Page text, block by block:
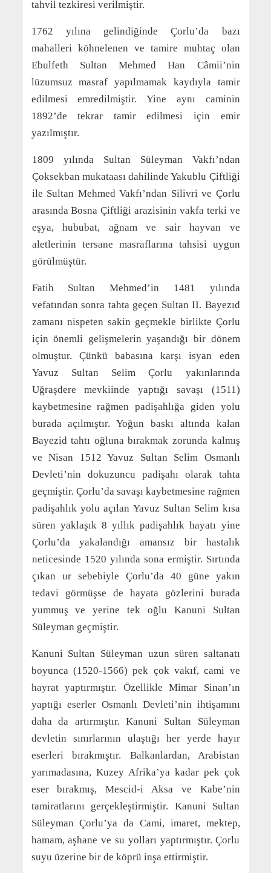
tahvil tezkiresi verilmiştir.
1762 yılına gelindiğinde Çorlu’da bazı
mahalleri köhnelenen ve tamire muhtaç olan
Ebulfeth Sultan Mehmed Han Câmii’nin
lüzumsuz masraf yapılmamak kaydıyla tamir
edilmesi emredilmiştir. Yine aynı caminin
1892’de tekrar tamir edilmesi için emir
yazılmıştır.
1809 yılında Sultan Süleyman Vakfı’ndan
Çoksekban mukataası dahilinde Yakublu Çiftliği
ile Sultan Mehmed Vakfı’ndan Silivri ve Çorlu
arasında Bosna Çiftliği arazisinin vakfa terki ve
eşya, hububat, ağnam ve sair hayvan ve
aletlerinin tersane masraflarına tahsisi uygun
görülmüştür.
Fatih Sultan Mehmed’in 1481 yılında
vefatından sonra tahta geçen Sultan II. Bayezıd
zamanı nispeten sakin geçmekle birlikte Çorlu
için önemli gelişmelerin yaşandığı bir dönem
olmuştur. Çünkü babasına karşı isyan eden
Yavuz Sultan Selim Çorlu yakınlarında
Uğraşdere mevkiinde yaptığı savaşı (1511)
kaybetmesine rağmen padişahlığa giden yolu
burada açılmıştır. Yoğun baskı altında kalan
Bayezid tahtı oğluna bırakmak zorunda kalmış
ve Nisan 1512 Yavuz Sultan Selim Osmanlı
Devleti’nin dokuzuncu padişahı olarak tahta
geçmiştir. Çorlu’da savaşı kaybetmesine rağmen
padişahlık yolu açılan Yavuz Sultan Selim kısa
süren yaklaşık 8 yıllık padişahlık hayatı yine
Çorlu’da yakalandığı amansız bir hastalık
neticesinde 1520 yılında sona ermiştir. Sırtında
çıkan ur sebebiyle Çorlu’da 40 güne yakın
tedavi görmüşse de hayata gözlerini burada
yummuş ve yerine tek oğlu Kanuni Sultan
Süleyman geçmiştir.
Kanuni Sultan Süleyman uzun süren saltanatı
boyunca (1520-1566) pek çok vakıf, cami ve
hayrat yaptırmıştır. Özellikle Mimar Sinan’ın
yaptığı eserler Osmanlı Devleti’nin ihtişamını
daha da artırmıştır. Kanuni Sultan Süleyman
devletin sınırlarının ulaştığı her yerde hayır
eserleri bırakmıştır. Balkanlardan, Arabistan
yarımadasına, Kuzey Afrika’ya kadar pek çok
eser bırakmış, Mescid-i Aksa ve Kabe’nin
tamiratlarını gerçekleştirmiştir. Kanuni Sultan
Süleyman Çorlu’ya da Cami, imaret, mektep,
hamam, aşhane ve su yolları yaptırmıştır. Çorlu
suyu üzerine bir de köprü inşa ettirmiştir.